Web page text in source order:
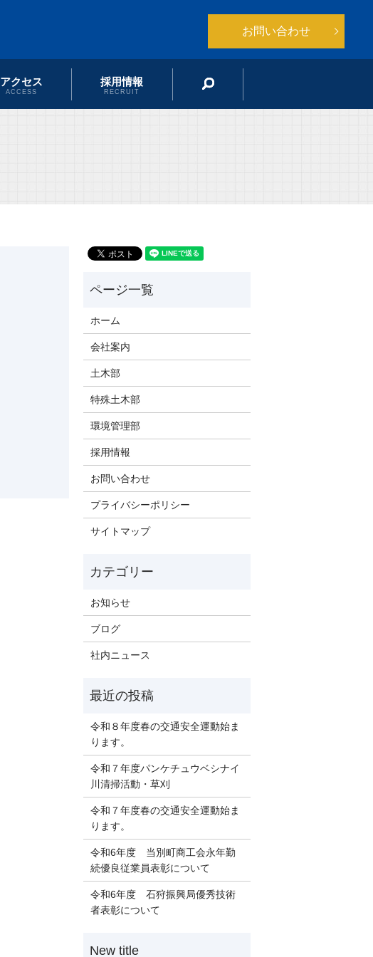
お問い合わせ
アクセス
ACCESS
採用情報
RECRUIT
search
ホーム
会社案内
土木部
特殊土木部
環境管理部
採用情報
お問い合わせ
プライバシーポリシー
サイトマップ
お知らせ
ブログ
社内ニュース
令和８年度春の交通安全運動始ま
ります。
令和７年度パンケチュウベシナイ
川清掃活動・草刈
令和７年度春の交通安全運動始ま
ります。
令和6年度 当別町商工会永年勤
続優良従業員表彰について
令和6年度 石狩振興局優秀技術
者表彰について